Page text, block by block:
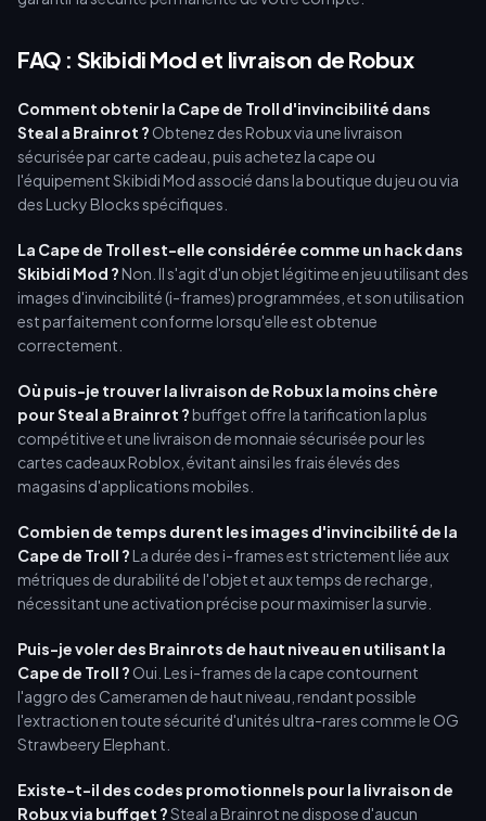
FAQ : Skibidi Mod et livraison de Robux
Comment obtenir la Cape de Troll d'invincibilité dans
Steal a Brainrot ? Obtenez des Robux via une livraison
sécurisée par carte cadeau, puis achetez la cape ou
l'équipement Skibidi Mod associé dans la boutique du jeu ou via
des Lucky Blocks spécifiques.
La Cape de Troll est-elle considérée comme un hack dans
Skibidi Mod ?Non. Il s'agit d'un objet légitime en jeu utilisant des
images d'invincibilité (i-frames) programmées, et son utilisation
est parfaitement conforme lorsqu'elle est obtenue
correctement.
Où puis-je trouver la livraison de Robux la moins chère
pour Steal a Brainrot ?buffget offre la tarification la plus
compétitive et une livraison de monnaie sécurisée pour les
cartes cadeaux Roblox, évitant ainsi les frais élevés des
magasins d'applications mobiles.
Combien de temps durent les images d'invincibilité de la
Cape de Troll ?La durée des i-frames est strictement liée aux
métriques de durabilité de l'objet et aux temps de recharge,
nécessitant une activation précise pour maximiser la survie.
Puis-je voler des Brainrots de haut niveau en utilisant la
Cape de Troll ? Oui. Les i-frames de la cape contournent
l'aggro des Cameramen de haut niveau, rendant possible
l'extraction en toute sécurité d'unités ultra-rares comme le OG
Strawbeery Elephant.
Existe-t-il des codes promotionnels pour la livraison de
Robux via buffget ?Steal a Brainrot ne dispose d'aucun